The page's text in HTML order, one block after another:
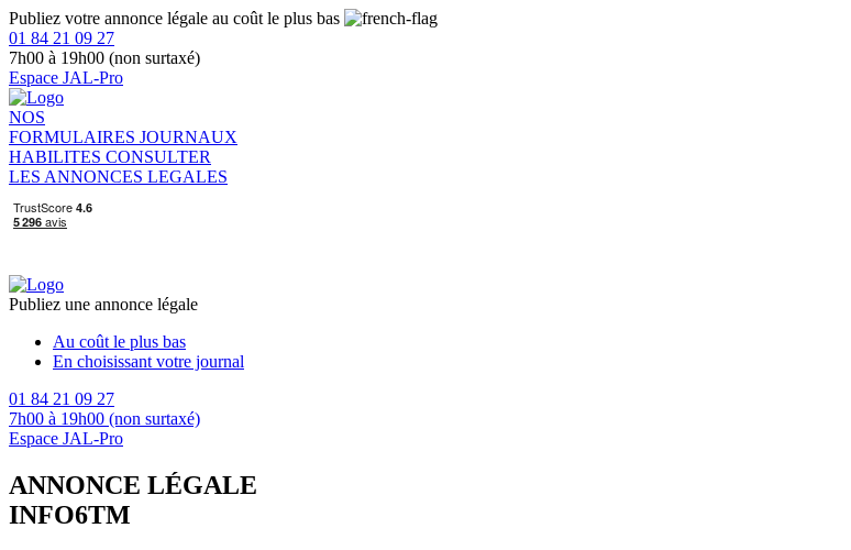
Publiez votre annonce légale au coût le plus bas
01 84 21 09 27
7h00 à 19h00 (non surtaxé)
Espace JAL-Pro
NOS
FORMULAIRES JOURNAUX
HABILITES CONSULTER
LES ANNONCES LEGALES
Publiez une annonce légale
Au coût le plus bas
En choisissant votre journal
01 84 21 09 27
7h00 à 19h00 (non surtaxé)
Espace JAL-Pro
ANNONCE LÉGALE
INFO6TM